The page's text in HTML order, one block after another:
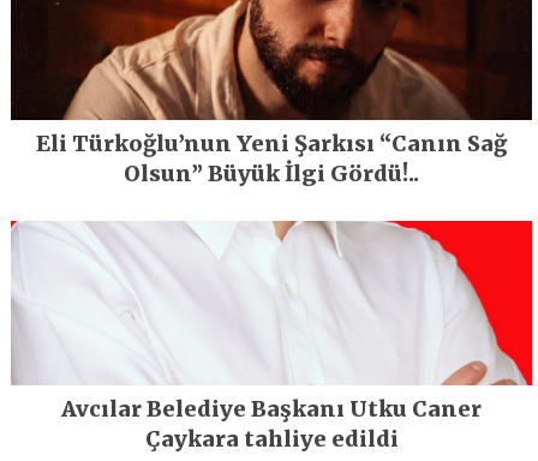
Eli Türkoğlu’nun Yeni Şarkısı “Canın Sağ
Olsun” Büyük İlgi Gördü!..
Avcılar Belediye Başkanı Utku Caner
Çaykara tahliye edildi